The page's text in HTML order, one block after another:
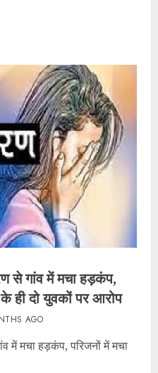
से गांव में मचा हड़कंप,
ही दो युवकों पर आरोप
AGO
में मचा हड़कंप, परिजनों में मचा